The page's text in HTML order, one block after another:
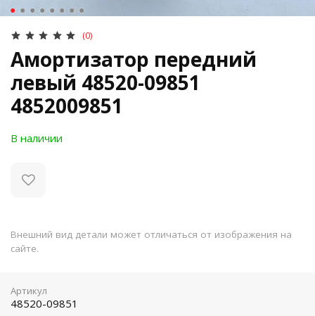
(0)
Амортизатор передний
левый 48520-09851
4852009851
В наличии
Внешний вид детали может отличаться от изображения на
сайте.
Артикул
48520-09851